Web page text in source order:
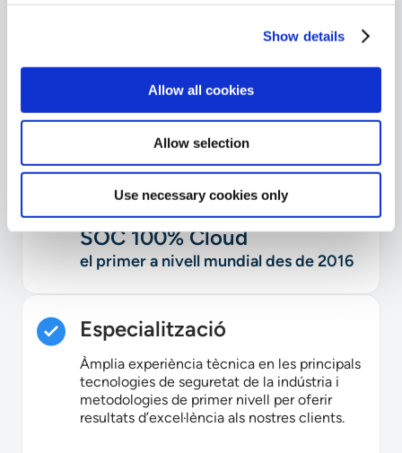
Show details
Allow all cookies
Allow selection
Use necessary cookies only
Marquem la diferència
Qualitat
experiència per oferir solucions de seguretat
d’avantguarda als nostres clients.
SOC 100% Cloud
el primer a nivell mundial des de 2016
Especialització
Àmplia experiència tècnica en les principals
tecnologies de seguretat de la indústria i
metodologies de primer nivell per oferir
resultats d’excel·lència als nostres clients.